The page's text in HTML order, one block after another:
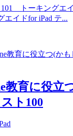
101 トーキングエ
イドfor iPad テ...
教育に役立
ト100